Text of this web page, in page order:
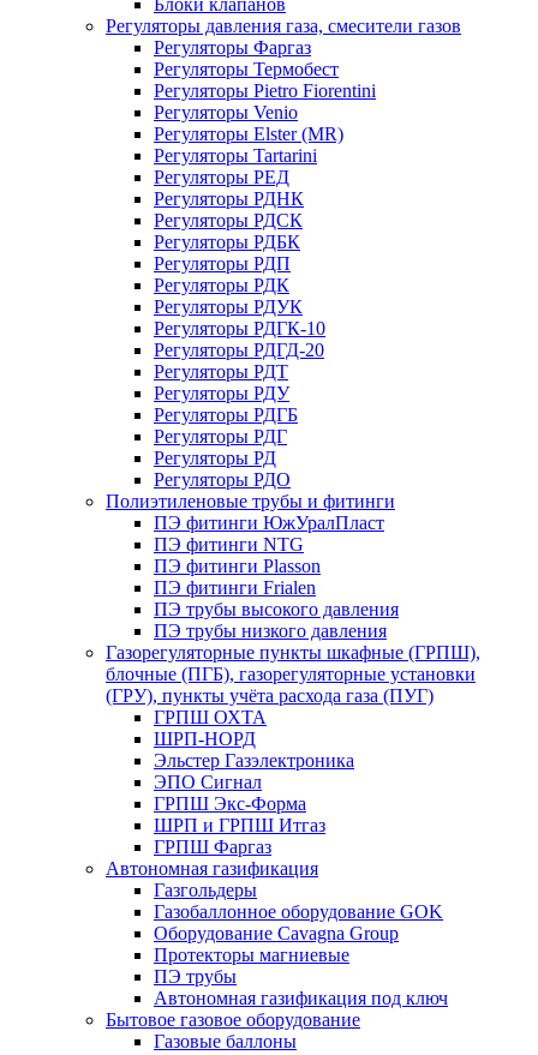
Блоки клапанов
Регуляторы давления газа, смесители газов
Регуляторы Фаргаз
Регуляторы Термобест
Регуляторы Pietro Fiorentini
Регуляторы Venio
Регуляторы Elster (MR)
Регуляторы Tartarini
Регуляторы РЕД
Регуляторы РДНК
Регуляторы РДСК
Регуляторы РДБК
Регуляторы РДП
Регуляторы РДК
Регуляторы РДУК
Регуляторы РДГК-10
Регуляторы РДГД-20
Регуляторы РДТ
Регуляторы РДУ
Регуляторы РДГБ
Регуляторы РДГ
Регуляторы РД
Регуляторы РДО
Полиэтиленовые трубы и фитинги
ПЭ фитинги ЮжУралПласт
ПЭ фитинги NTG
ПЭ фитинги Plasson
ПЭ фитинги Frialen
ПЭ трубы высокого давления
ПЭ трубы низкого давления
Газорегуляторные пункты шкафные (ГРПШ),
блочные (ПГБ), газорегуляторные установки
(ГРУ), пункты учёта расхода газа (ПУГ)
ГРПШ ОХТА
ШРП-НОРД
Эльстер Газэлектроника
ЭПО Сигнал
ГРПШ Экс-Форма
ШРП и ГРПШ Итгаз
ГРПШ Фаргаз
Автономная газификация
Газгольдеры
Газобаллонное оборудование GOK
Оборудование Cavagna Group
Протекторы магниевые
ПЭ трубы
Автономная газификация под ключ
Бытовое газовое оборудование
Газовые баллоны